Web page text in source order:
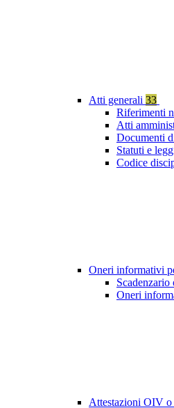
Atti generali 33
Riferimenti
Atti
Documenti
Statuti e
Codice
Oneri informativi
Oneri
Attestazioni OIV o